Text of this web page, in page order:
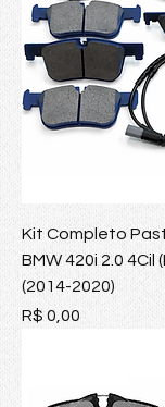
Kit Completo
BMW 420i 2.0 4Cil
(2014-2020)
Preço
R$ 0,00